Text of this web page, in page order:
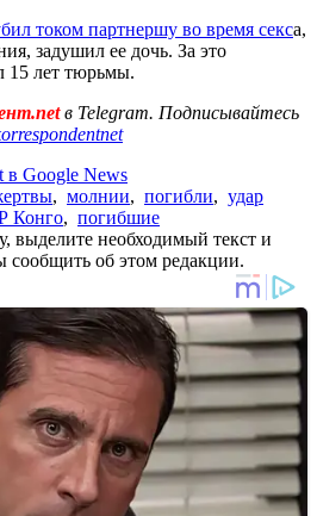
током партнершу во время секса,
задушил ее дочь. За это
15 лет тюрьмы.
в Telegram. Подписывайтесь
в Google News
, молнии, погибли, удар
Конго, погибшие
выделите необходимый текст и
сообщить об этом редакции.